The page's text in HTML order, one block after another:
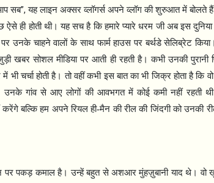
सब”,यह लाइन अक्सर व्लॉगर्स अपने व्लॉग की शुरुआत में बोलते
ही होती थी। यह सच है कि हमारे प्यारे धरम जी अब इस
पर उनके चाहने वालों के साथ फार्म हाउस पर बर्थडे सेलिब्रेट
खबर सोशल मीडिया पर आती ही रहती है। कभी उनकी पुरानी
भी चर्चा होती है। तो वहीं कभी इस बात का भी जिक्र होता है कि
गांव से आए लोगों की आवभगत में कोई कमी नहीं रहती
करेंगे बल्कि हम अपने रियल ही-मैन की रील की जिंदगी को उनकी
पर पकड़ कमाल है। उन्हें बहुत से अशआर मुंहज़ुबानी याद थे। वो